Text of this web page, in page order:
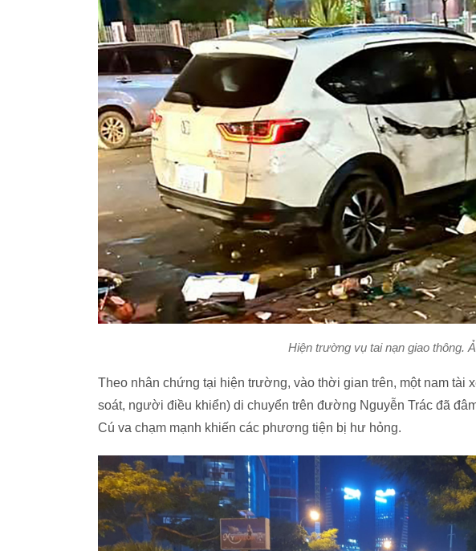
Hiện trường vụ tai nạn giao thông.
Theo nhân chứng tại hiện trường, vào thời gian trên, một nam tài
soát, người điều khiển) di chuyển trên đường Nguyễn Trác đã
Cú va chạm mạnh khiến các phương tiện bị hư hỏng.